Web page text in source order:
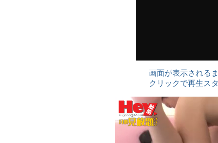
画面が表示される
クリックで再生ス